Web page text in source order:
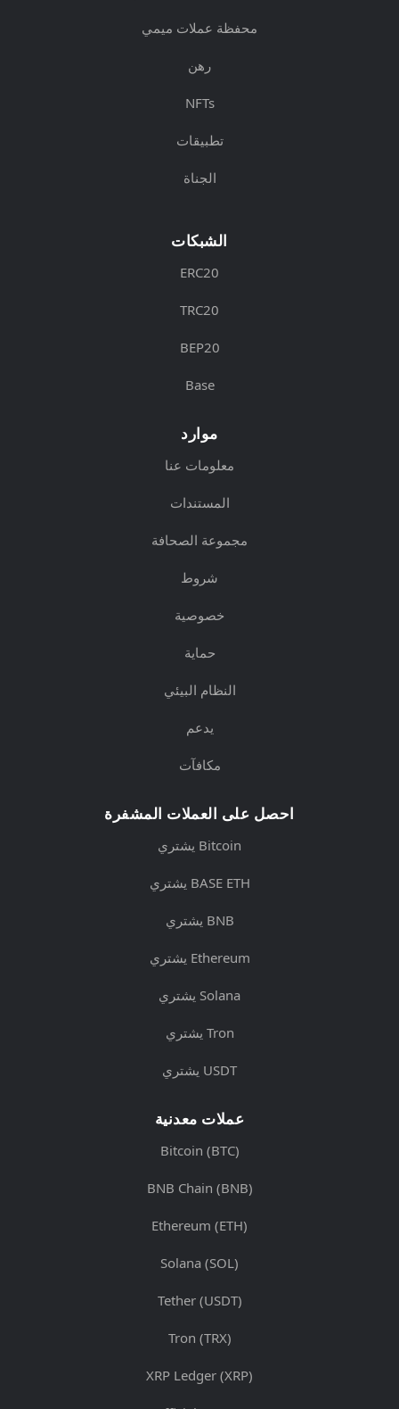
محفظة عملات ميمي
رهن
NFTs
تطبيقات
الجناة
الشبكات
ERC20
TRC20
BEP20
Base
موارد
معلومات عنا
المستندات
مجموعة الصحافة
شروط
خصوصية
حماية
النظام البيئي
يدعم
مكافآت
احصل على العملات المشفرة
يشتري Bitcoin
يشتري BASE ETH
يشتري BNB
يشتري Ethereum
يشتري Solana
يشتري Tron
يشتري USDT
عملات معدنية
Bitcoin (BTC)
BNB Chain (BNB)
Ethereum (ETH)
Solana (SOL)
Tether (USDT)
Tron (TRX)
XRP Ledger (XRP)